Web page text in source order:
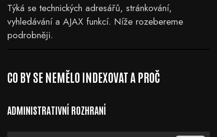
Týká se technických adresářů, stránkování,
vyhledávání a AJAX funkcí. Níže rozebereme
podrobněji.
CO BY SE NEMĚLO INDEXOVAT A PROČ
ADMINISTRATIVNÍ ROZHRANÍ